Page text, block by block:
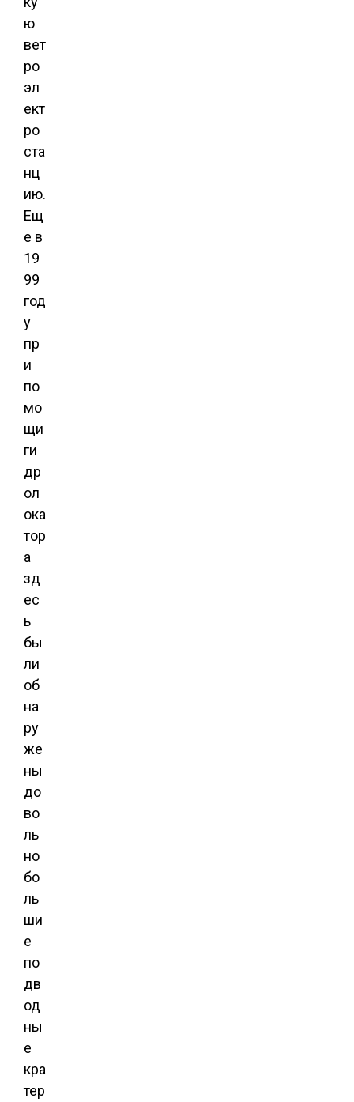
ю
вет
ро
эл
ект
ро
ста
нц
ию.
Ещ
е в
19
99
год
у
пр
и
по
мо
щи
ги
др
ол
ока
тор
а
зд
ес
ь
бы
ли
об
на
ру
же
ны
до
во
ль
но
бо
ль
ши
е
по
дв
од
ны
е
кра
тер